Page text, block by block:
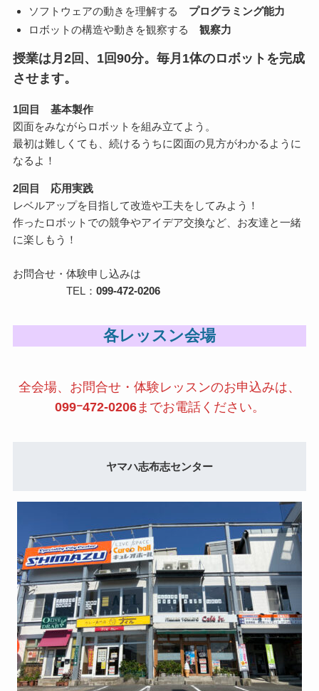
ソフトウェアの動きを理解する
プログラミング能力
ロボットの構造や動きを観察する
観察力
授業は月2回、1回90分。毎月1体のロボットを完成
させます。
1回目 基本製作
図面をみながらロボットを組み立てよう。
最初は難しくても、続けるうちに図面の見方がわかるように
なるよ！
2回目 応用実践
レベルアップを目指して改造や工夫をしてみよう！
作ったロボットでの競争やアイデア交換など、お友達と一緒
に楽しもう！
お問合せ・体験申し込みは
TEL： 099-472-0206
各レッスン会場
全会場、お問合せ・体験レッスンのお申込みは、
099ｰ472-0206までお電話ください。
ヤマハ志布志センター